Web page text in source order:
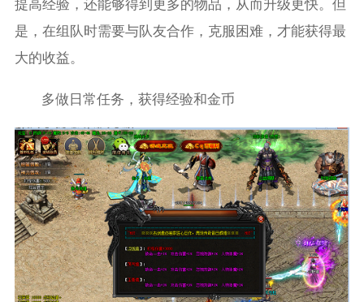
提高经验，还能够得到更多的物品，从而升级更快。但
是，在组队时需要与队友合作，克服困难，才能获得最
大的收益。
多做日常任务，获得经验和金币